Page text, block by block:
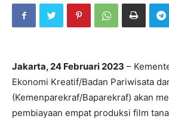
Jakarta, 24 Februari 2023 –
Ekonomi Kreatif/Badan Pariwisata
(Kemenparekraf/Baparekraf) akan
pembiayaan empat produksi film